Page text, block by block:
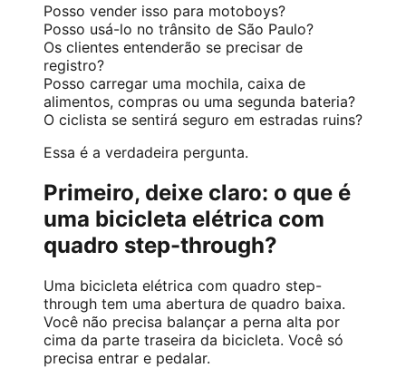
Posso vender isso para motoboys?
Posso usá-lo no trânsito de São Paulo?
Os clientes entenderão se precisar de
registro?
Posso carregar uma mochila, caixa de
alimentos, compras ou uma segunda bateria?
O ciclista se sentirá seguro em estradas ruins?
Essa é a verdadeira pergunta.
Primeiro, deixe claro: o que é
uma bicicleta elétrica com
quadro step-through?
Uma bicicleta elétrica com quadro step-
through tem uma abertura de quadro baixa.
Você não precisa balançar a perna alta por
cima da parte traseira da bicicleta. Você só
precisa entrar e pedalar.